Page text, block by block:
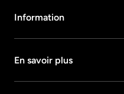
Information
En savoir plus